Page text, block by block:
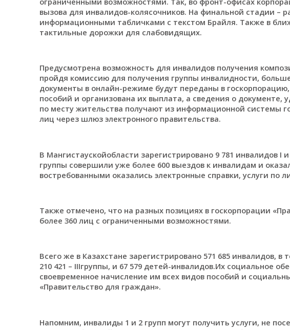
вызова для инвалидов-колясочников. На финальной стадии –
информационными табличками с текстом Брайля. Также в
тактильные дорожки для слабовидящих.
Предусмотрена возможность для инвалидов получения
пройдя комиссию для получения группы инвалидности,
документы в онлайн-режиме будут переданы в
пособий и организована их выплата, а сведения о
по месту жительства получают из информационной системы
лиц через шлюз электронного правительства.
В Мангистаускойобласти зарегистрировано 9 781 инвалидов І
группы совершили уже более 600 выездов к инвалидам и
востребованными оказались электронные справки, услуги
Также отмечено, что на разных позициях в госкорпорации
более 360 лиц с ограниченными возможностями.
Всего же в Казахстане зарегистрировано 571 685 инвалидов, в
210 421 – IIIгруппы, и 67 579 детей-инвалидов.Их социальное
своевременное начисление им всех видов пособий и
«Правительство для граждан».
Напомним, инвалиды 1 и 2 групп могут получить услуги, не